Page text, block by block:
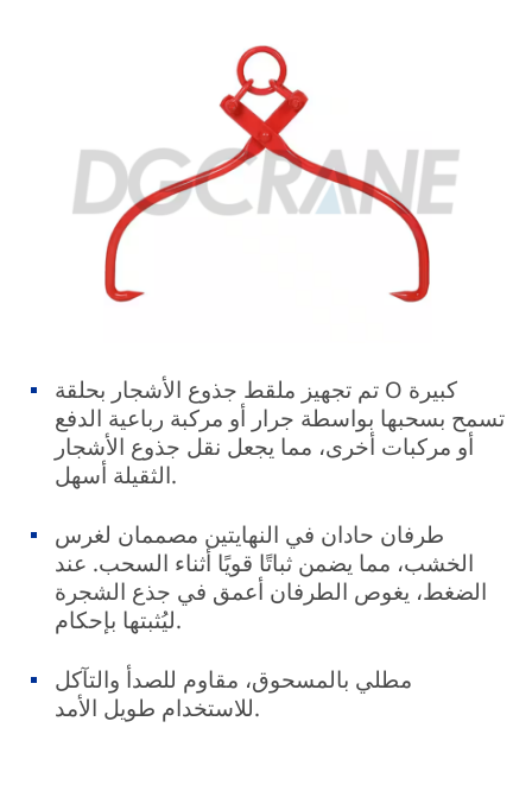
تم تجهيز ملقط جذوع الأشجار بحلقة O كبيرة
تسمح بسحبها بواسطة جرار أو مركبة رباعية الدفع
أو مركبات أخرى، مما يجعل نقل جذوع الأشجار
الثقيلة أسهل.
طرفان حادان في النهايتين مصممان لغرس
الخشب، مما يضمن ثباتًا قويًا أثناء السحب. عند
الضغط، يغوص الطرفان أعمق في جذع الشجرة
ليُثبتها بإحكام.
مطلي بالمسحوق، مقاوم للصدأ والتآكل
للاستخدام طويل الأمد.